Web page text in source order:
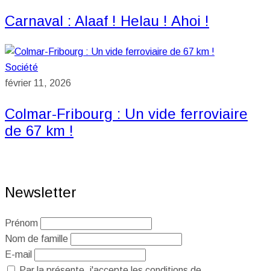
Carnaval : Alaaf ! Helau ! Ahoi !
Société
février 11, 2026
Colmar-Fribourg : Un vide ferroviaire
de 67 km !
Newsletter
Prénom
Nom de famille
E-mail